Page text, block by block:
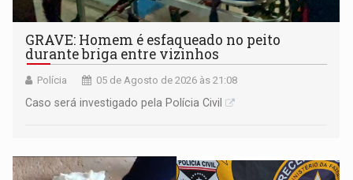
GRAVE: Homem é esfaqueado no peito
durante briga entre vizinhos
Polícia 05 de Agosto de 2026 às 21:08
Caso será investigado pela Polícia Civil